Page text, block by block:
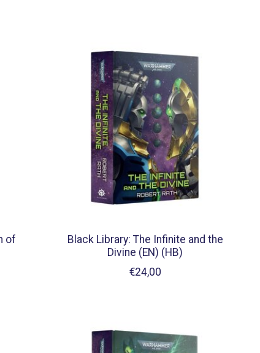
of
Black Library: The Infinite and the
Divine (EN) (HB)
€24,00